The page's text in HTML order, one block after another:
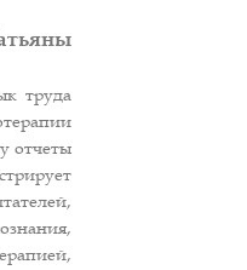
труда
отчеты